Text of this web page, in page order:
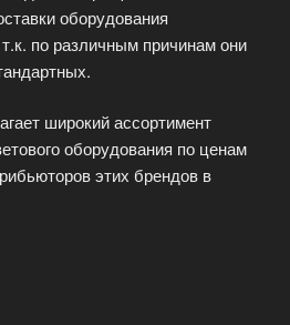
оборудования
по различным причинам они
широкий ассортимент
оборудования по ценам
этих брендов в